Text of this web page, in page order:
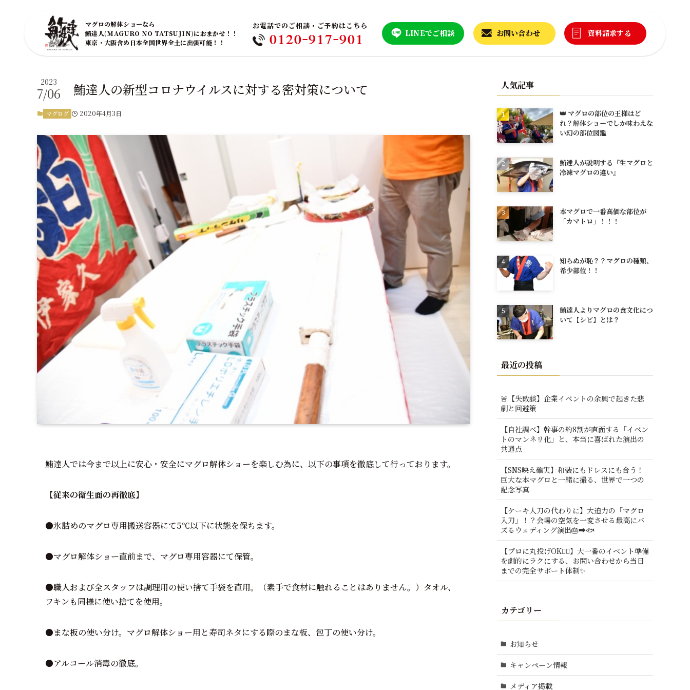
マグロの解体ショーなら
鮪達人(MAGURO NO TATSUJIN)におまかせ！！
東京・大阪含め日本全国世界全土に出張可能！！
お電話でのご相談・ご予約はこちら
0120-917-901 LINEでご相談 お問い合わせ 資料請求する
鮪達人の新型コロナウイルスに対する密対策について
2023
7/06
マグログ 2020年4月3日
鮪達人では今まで以上に安心・安全にマグロ解体ショーを楽しむ為に、以下の事項を徹底して行っております。
【従来の衛生面の再徹底】
●氷詰めのマグロ専用搬送容器にて5℃以下に状態を保ちます。
●マグロ解体ショー直前まで、マグロ専用容器にて保管。
●職人および全スタッフは調理用の使い捨て手袋を直用。（素手で食材に触れることはありません。）タオル、
フキンも同様に使い捨てを使用。
●まな板の使い分け。マグロ解体ショー用と寿司ネタにする際のまな板、包丁の使い分け。
●アルコール消毒の徹底。
人気記事
👑 マグロの部位の王様はど
れ？解体ショーでしか味わえな
い幻の部位図鑑
鮪達人が説明する『生マグロと
冷凍マグロの違い』
本マグロで一番高価な部位が
「カマトロ」！！！
知らぬが恥？？マグロの種類、
希少部位！！
鮪達人よりマグロの食文化につ
いて【シビ】とは？
最近の投稿
🚨【失敗談】企業イベントの余興で起きた悲
劇と回避策
【自社調べ】幹事の約8割が直面する「イベン
トのマンネリ化」と、本当に喜ばれた演出の
共通点
【SNS映え確実】和装にもドレスにも合う！
巨大な本マグロと一緒に撮る、世界で一つの
記念写真
【ケーキ入刀の代わりに】大迫力の「マグロ
入刀」！？会場の空気を一変させる最高にバ
ズるウェディング演出🎂➡️🐟
【プロに丸投げOK🙆‍♂️】大一番のイベント準備
を劇的にラクにする、お問い合わせから当日
までの完全サポート体制✨
カテゴリー
お知らせ
キャンペーン情報
メディア掲載